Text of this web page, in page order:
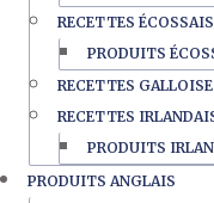
RECETTES
PRODUITS
RECETTES
RECETTES
PRODUITS
PRODUITS ANGLAIS